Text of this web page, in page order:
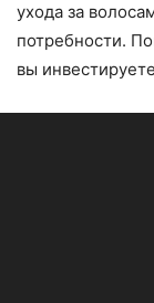
ухода за
потребности.
вы